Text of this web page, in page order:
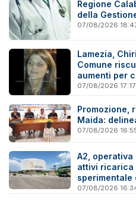
Regione
della
07/08/2026
Lamezia,
Comune
aumenti per
07/08/2026 17:17
Promozione,
Maida:
07/08/2026
A2,
attivi ricarica
sperimentale
07/08/2026